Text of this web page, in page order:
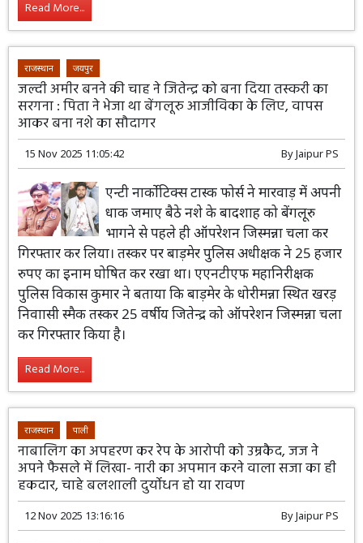
Read More...
राजस्थान जयपुर
जल्दी अमीर बनने की चाह ने जितेन्द्र को बना दिया तस्करी का
सरगना : पिता ने भेजा था बेंगलूरु आजीविका के लिए, वापस
आकर बना नशे का सौदागर
15 Nov 2025 11:05:42 ByJaipur PS
एन्टी नार्कोटिक्स टास्क फोर्स ने मारवाड़ में अपनी
धाक जमाए बैठे नशे के बादशाह को बेंगलूरु
भागने से पहले ही ऑपरेशन जिस्मन्ना चला कर
गिरफ्तार कर लिया। तस्कर पर बाड़मेर पुलिस अधीक्षक ने 25 हजार
रुपए का इनाम घोषित कर रखा था। एएनटीएफ महानिरीक्षक
पुलिस विकास कुमार ने बताया कि बाड़मेर के धोरीमन्ना स्थित खरड़
निवाासी स्मैक तस्कर 25 वर्षीय जितेन्द्र को ऑपरेशन जिस्मन्ना चला
कर गिरफ्तार किया है।
Read More...
राजस्थान पाली
नाबालिग का अपहरण कर रेप के आरोपी को उम्रकैद, जज ने
अपने फैसले में लिखा- नारी का अपमान करने वाला सजा का ही
हकदार, चाहे बलशाली दुर्योधन हो या रावण
12 Nov 2025 13:16:16 ByJaipur PS